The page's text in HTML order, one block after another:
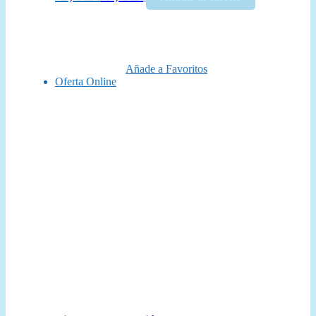
precio
Añade a Favoritos
Oferta Online